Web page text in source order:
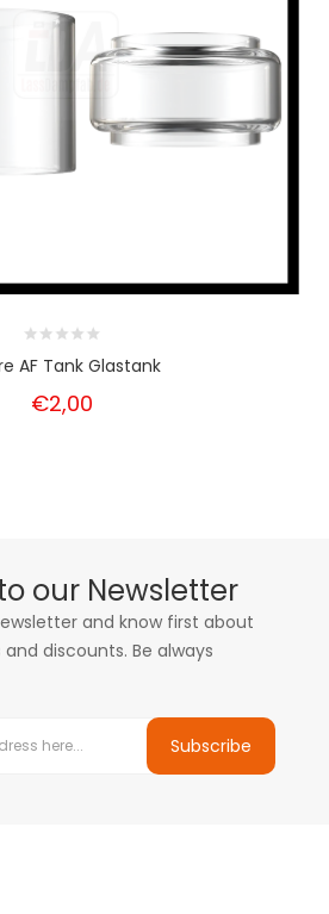
AF Tank Glastank
€2,00
our Newsletter
and know first about
discounts. Be always
Subscribe